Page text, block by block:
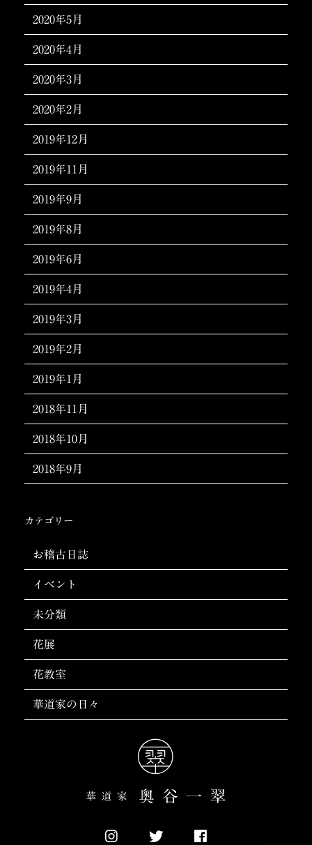
2020年5月
2020年4月
2020年3月
2020年2月
2019年12月
2019年11月
2019年9月
2019年8月
2019年6月
2019年4月
2019年3月
2019年2月
2019年1月
2018年11月
2018年10月
2018年9月
カテゴリー
お稽古日誌
イベント
未分類
花展
花教室
華道家の日々